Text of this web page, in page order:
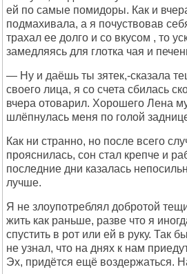
ей по самые помидоры. Как и
подмахивала, а я почуствовав
трахал ее долго и со вкусом , то
замедляясь для глотка чая и
— Ну и даёшь ты зятек,-сказала
своего лица, я со счета сбилась
вчера отоварил. Хорошего Лена
шлёпнулась меня по голой
Как ни странно, но после всего
прояснилась, сон стал крепче и
последние дни казалась
лучше.
Я не злоупотреблял добротой
жить как раньше, разве что я
спустить в рот или ей в руку. Так
не узнал, что на днях к нам
Эх, придётся ещё воздержаться.